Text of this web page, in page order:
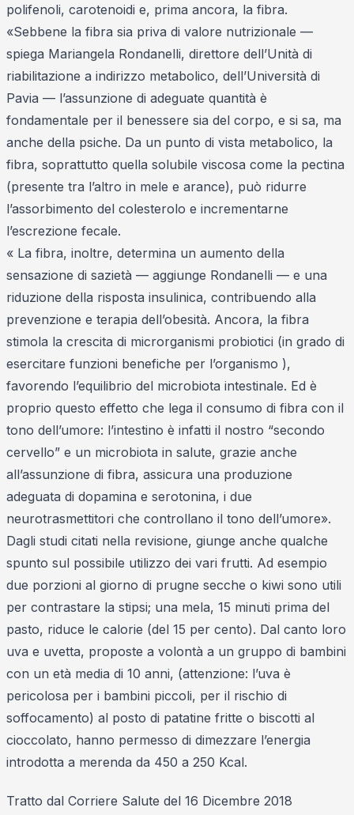
polifenoli, carotenoidi e, prima ancora, la fibra.
«Sebbene la fibra sia priva di valore nutrizionale —
spiega Mariangela Rondanelli, direttore dell’Unità di
riabilitazione a indirizzo metabolico, dell’Università di
Pavia — l’assunzione di adeguate quantità è
fondamentale per il benessere sia del corpo, e si sa, ma
anche della psiche. Da un punto di vista metabolico, la
fibra, soprattutto quella solubile viscosa come la pectina
(presente tra l’altro in mele e arance), può ridurre
l’assorbimento del colesterolo e incrementarne
l’escrezione fecale.
« La fibra, inoltre, determina un aumento della
sensazione di sazietà — aggiunge Rondanelli — e una
riduzione della risposta insulinica, contribuendo alla
prevenzione e terapia dell’obesità. Ancora, la fibra
stimola la crescita di microrganismi probiotici (in grado di
esercitare funzioni benefiche per l’organismo ),
favorendo l’equilibrio del microbiota intestinale. Ed è
proprio questo effetto che lega il consumo di fibra con il
tono dell’umore: l’intestino è infatti il nostro “secondo
cervello” e un microbiota in salute, grazie anche
all’assunzione di fibra, assicura una produzione
adeguata di dopamina e serotonina, i due
neurotrasmettitori che controllano il tono dell’umore».
Dagli studi citati nella revisione, giunge anche qualche
spunto sul possibile utilizzo dei vari frutti. Ad esempio
due porzioni al giorno di prugne secche o kiwi sono utili
per contrastare la stipsi; una mela, 15 minuti prima del
pasto, riduce le calorie (del 15 per cento). Dal canto loro
uva e uvetta, proposte a volontà a un gruppo di bambini
con un età media di 10 anni, (attenzione: l’uva è
pericolosa per i bambini piccoli, per il rischio di
soffocamento) al posto di patatine fritte o biscotti al
cioccolato, hanno permesso di dimezzare l’energia
introdotta a merenda da 450 a 250 Kcal.
Tratto dal Corriere Salute del 16 Dicembre 2018